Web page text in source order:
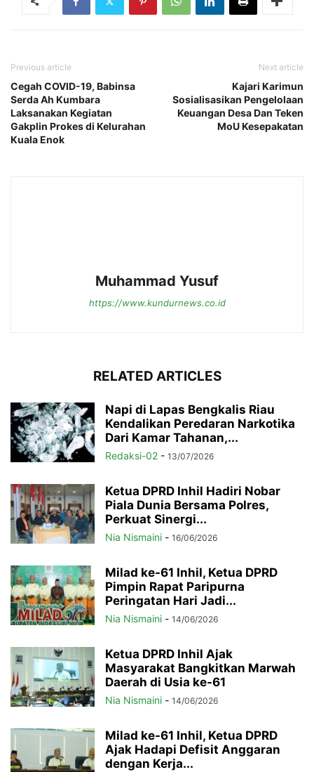
Previous article
Cegah COVID-19, Babinsa
Serda Ah Kumbara
Laksanakan Kegiatan
Gakplin Prokes di Kelurahan
Kuala Enok
Next article
Kajari Karimun
Sosialisasikan Pengelolaan
Keuangan Desa Dan Teken
MoU Kesepakatan
Muhammad Yusuf
https://www.kundurnews.co.id
RELATED ARTICLES
Napi di Lapas Bengkalis Riau
Kendalikan Peredaran Narkotika
Dari Kamar Tahanan,...
Redaksi-02 - 13/07/2026
Ketua DPRD Inhil Hadiri Nobar
Piala Dunia Bersama Polres,
Perkuat Sinergi...
Nia Nismaini - 16/06/2026
Milad ke-61 Inhil, Ketua DPRD
Pimpin Rapat Paripurna
Peringatan Hari Jadi...
Nia Nismaini - 14/06/2026
Ketua DPRD Inhil Ajak
Masyarakat Bangkitkan Marwah
Daerah di Usia ke-61
Nia Nismaini - 14/06/2026
Milad ke-61 Inhil, Ketua DPRD
Ajak Hadapi Defisit Anggaran
dengan Kerja...